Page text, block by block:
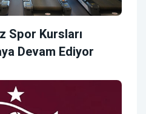
Spor Kursları
Devam Ediyor